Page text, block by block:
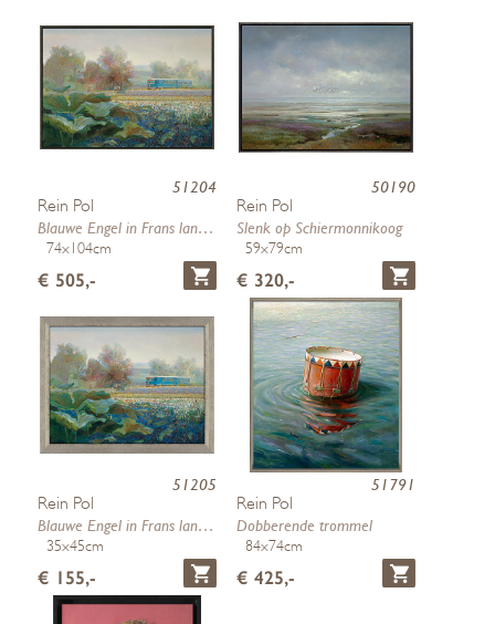
51204
Rein Pol
Blauwe Engel in Frans landschap
74x104cm
€ 505,-
50190
Rein Pol
Slenk op Schiermonnikoog
59x79cm
€ 320,-
51205
Rein Pol
Blauwe Engel in Frans landschap
35x45cm
€ 155,-
51791
Rein Pol
Dobberende trommel
84x74cm
€ 425,-